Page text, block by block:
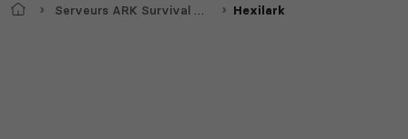
AccueilServeurs ARK Survival Ascended Hexilark